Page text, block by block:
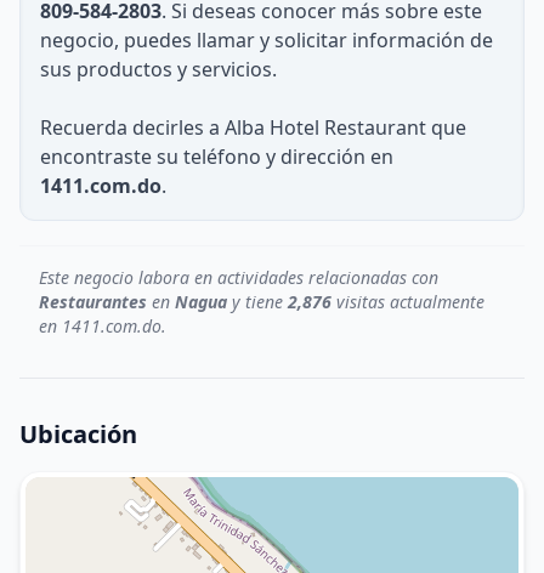
809-584-2803. Si deseas conocer más sobre este
negocio, puedes llamar y solicitar información de
sus productos y servicios.
Recuerda decirles a Alba Hotel Restaurant que
encontraste su teléfono y dirección en
1411.com.do.
Este negocio labora en actividades relacionadas con
Restaurantes en Nagua y tiene2,876 visitas actualmente
en 1411.com.do.
Ubicación